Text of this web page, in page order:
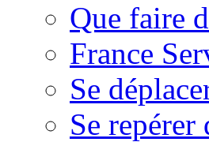
Que faire
France
Se
Se repérer